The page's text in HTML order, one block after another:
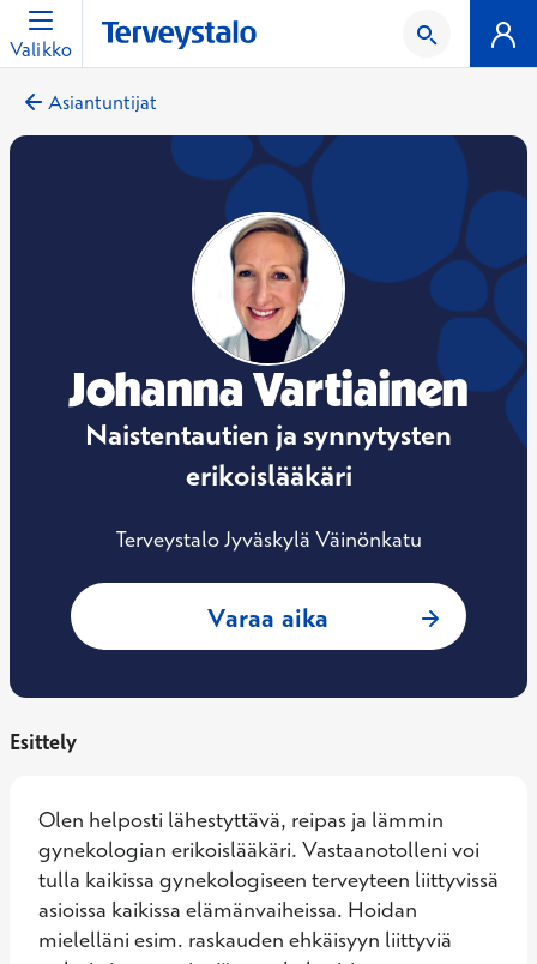
Valikko
Asiantuntijat
Johanna Vartiainen
Naistentautien ja synnytysten
erikoislääkäri
Terveystalo Jyväskylä Väinönkatu
Varaa aika : Johanna
Esittely
Olen helposti lähestyttävä, reipas ja lämmin
gynekologian erikoislääkäri. Vastaanotolleni voi
tulla kaikissa gynekologiseen terveyteen liittyvissä
asioissa kaikissa elämänvaiheissa. Hoidan
mielelläni esim. raskauden ehkäisyyn liittyviä